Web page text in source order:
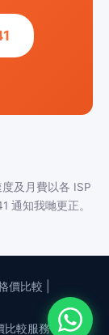
及月費以各 ISP
通知我哋更正。
比較 |
比較服務